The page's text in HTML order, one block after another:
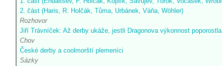
2. část (Haris, R. Holčák, Tůma, Urbánek, Váňa, Wöhler)
Rozhovor
Jiří Trávníček: Až derby ukáže, jestli Dragonova výkonnost poporostla
Chov
České derby a coolmorští plemeníci
Sázky